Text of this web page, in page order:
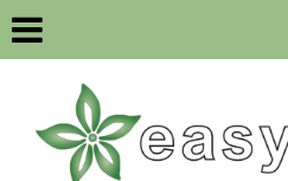
Open